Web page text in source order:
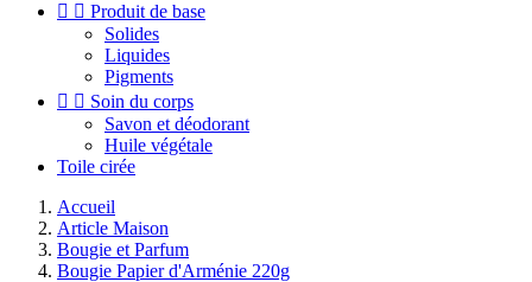
  Produit de base
Solides
Liquides
Pigments
  Soin du corps
Savon et déodorant
Huile végétale
Toile cirée
Accueil
Article Maison
Bougie et Parfum
Bougie Papier d'Arménie 220g